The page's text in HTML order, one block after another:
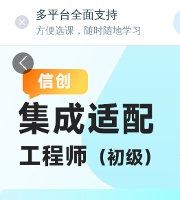
多平台全面支持
方便选课，随时随地学习